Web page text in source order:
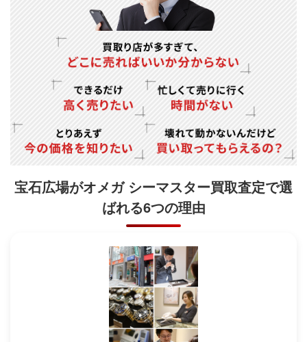
宝石広場がオメガ シーマスター買取査定で選
ばれる6つの理由